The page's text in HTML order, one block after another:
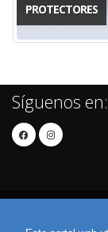
PROTECTORES
Síguenos en: